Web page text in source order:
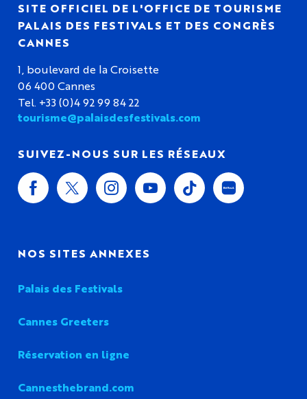
SITE OFFICIEL DE L'OFFICE DE TOURISME
PALAIS DES FESTIVALS ET DES CONGRÈS
CANNES
1, boulevard de la Croisette
06 400 Cannes
Tel. +33 (0)4 92 99 84 22
tourisme@palaisdesfestivals.com
SUIVEZ-NOUS SUR LES RÉSEAUX
NOS SITES ANNEXES
Palais des Festivals
Cannes Greeters
Réservation en ligne
Cannesthebrand.com